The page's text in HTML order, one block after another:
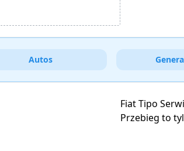
Autos
Fiat Tipo
Przebieg to